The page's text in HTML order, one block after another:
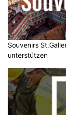
Souvenirs
unterstützen